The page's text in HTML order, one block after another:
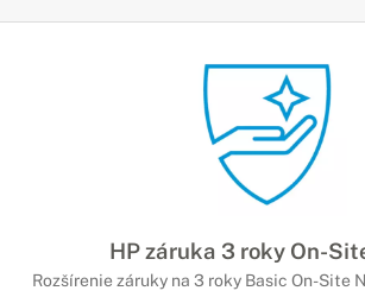
HP záruka 3 roky On-
Rozšírenie záruky na 3 roky Basic On-Site